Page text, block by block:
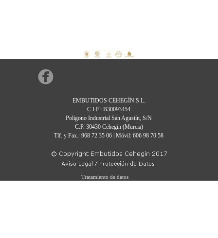
Tratamiento de datos
EMBUTIDOS CEHEGÍN S.L.
C.I.F.: B30093454
Polígono Industrial San Agustín, S/N
C.P. 30430 Cehegín (Murcia)
Tlf. y Fax.: 968 72 35 06 | Móvil: 606 98 70 58